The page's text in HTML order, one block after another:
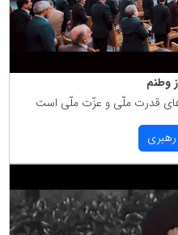
وطنم
قدرت ملّی و عزّت ملّی است